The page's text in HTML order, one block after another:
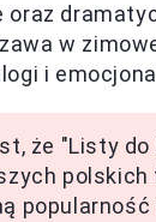
oraz
w
i
że "Listy do
polskich
popularność